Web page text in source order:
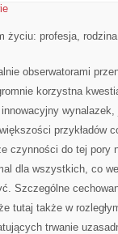
życiu: profesja,
obserwatorami
korzystna
przykładów
czynności do tej pory
dla wszystkich, co
Szczególne
tutaj także w
trwanie